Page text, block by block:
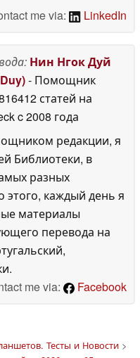
me via:
LinkedIn
Нин Нгок Дуй
- Помощник
статей на
c 2008 года
редакции, я
Библиотеки, в
разных
каждый день я
материалы
перевода на
me via:
Facebook
Тесты и Новости>